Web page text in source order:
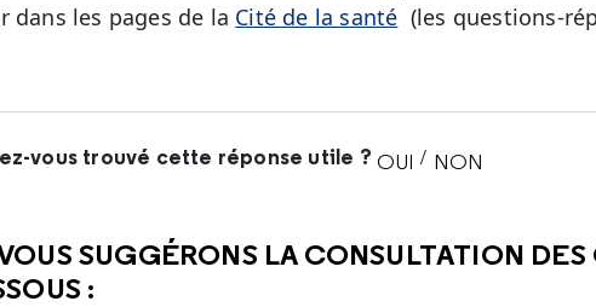
dans les pages de la Cité de la santé (les questions-
vous trouvé cette réponse utile ? OUI / NON
SUGGÉRONS LA CONSULTATION
: